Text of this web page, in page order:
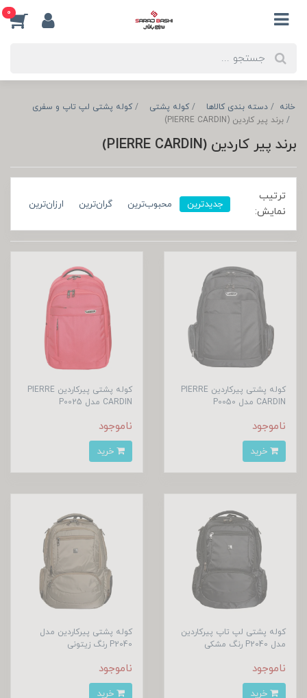
0
خانه دسته بندی کالاها کوله پشتی
کوله پشتی لپ تاپ و سفری
برند پیر کاردین (PIERRE CARDIN)
برند پیر کاردین (PIERRE CARDIN)
ترتیب
نمایش:
جدیدترین محبوب‌ترین گران‌ترین ارزان‌ترین
کوله پشتی پیرکاردین PIERRE
CARDIN مدل P0050
ناموجود
کوله پشتی پیرکاردین PIERRE
CARDIN مدل P0025
ناموجود
کوله پشتی لپ تاپ پیرکاردین
مدل P2040 رنگ مشکی
ناموجود
کوله پشتی پیرکاردین مدل
P2040 رنگ زیتونی
ناموجود